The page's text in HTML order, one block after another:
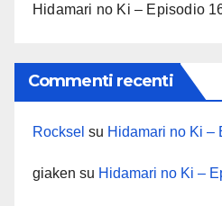
Hidamari no Ki – Episodio
Commenti recenti
Rocksel su Hidamari no Ki –
giaken su Hidamari no Ki –